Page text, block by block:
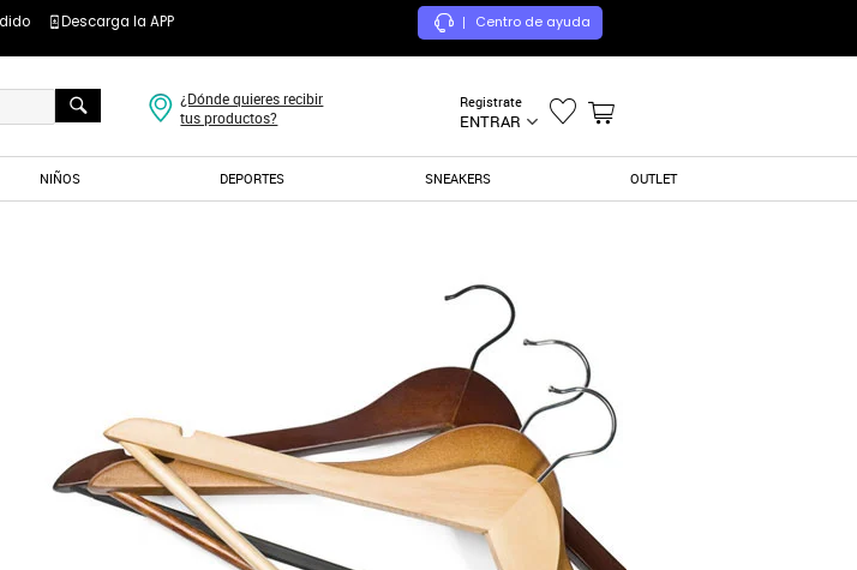
Descarga la APP | Centro de ayuda
Registrate
ENTRAR
¿Dónde quieres recibir
tus productos?
NIÑOS DEPORTES SNEAKERS OUTLET